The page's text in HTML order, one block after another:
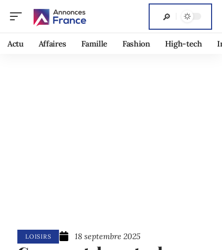
Actu Affaires Famille Fashion High-tech
LOISIRS 18 septembre 2025